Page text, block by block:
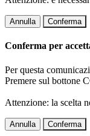
Annulla Conferma
Conferma per
Per questa
Premere sul bottone
Attenzione: la scelta
Annulla Conferma